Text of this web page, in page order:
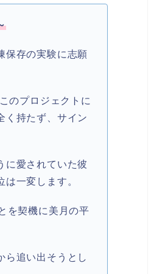
保存の実験に志願
のプロジェクトに
く持たず、サイン
に愛されていた彼
一変します。
を契機に美月の平
ら追い出そうとし